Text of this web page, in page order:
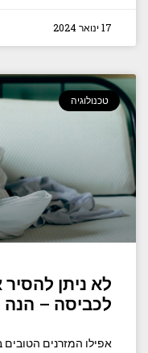
17 ינואר 2024
טכנולוגיה
לא ניתן להסיר
לכביסה – הנה
אפילו המזרנים הטובים